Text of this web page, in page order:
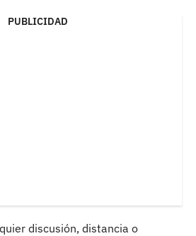
PUBLICIDAD
discusión, distancia o